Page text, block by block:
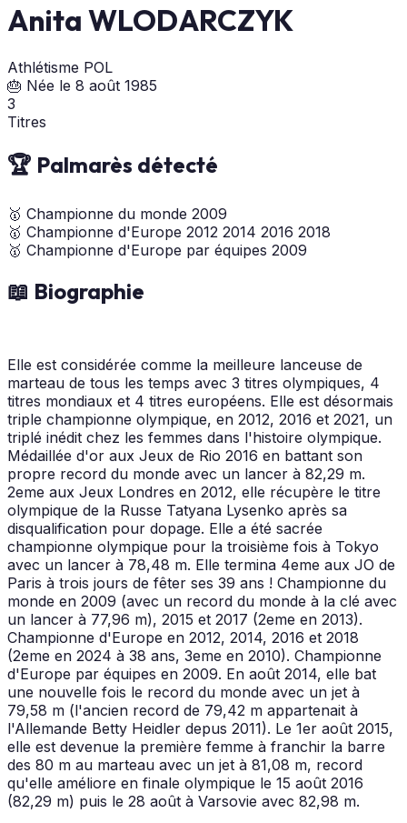
Anita WLODARCZYK
Athlétisme POL
🎂 Née le 8 août 1985
3
Titres
🏆 Palmarès détecté
🥇 Championne du monde 2009
🥇 Championne d'Europe 2012 2014 2016 2018
🥇 Championne d'Europe par équipes 2009
📖 Biographie
Elle est considérée comme la meilleure lanceuse de
marteau de tous les temps avec 3 titres olympiques, 4
titres mondiaux et 4 titres européens. Elle est désormais
triple championne olympique, en 2012, 2016 et 2021, un
triplé inédit chez les femmes dans l'histoire olympique.
Médaillée d'or aux Jeux de Rio 2016 en battant son
propre record du monde avec un lancer à 82,29 m.
2eme aux Jeux Londres en 2012, elle récupère le titre
olympique de la Russe Tatyana Lysenko après sa
disqualification pour dopage. Elle a été sacrée
championne olympique pour la troisième fois à Tokyo
avec un lancer à 78,48 m. Elle termina 4eme aux JO de
Paris à trois jours de fêter ses 39 ans ! Championne du
monde en 2009 (avec un record du monde à la clé avec
un lancer à 77,96 m), 2015 et 2017 (2eme en 2013).
Championne d'Europe en 2012, 2014, 2016 et 2018
(2eme en 2024 à 38 ans, 3eme en 2010). Championne
d'Europe par équipes en 2009. En août 2014, elle bat
une nouvelle fois le record du monde avec un jet à
79,58 m (l'ancien record de 79,42 m appartenait à
l'Allemande Betty Heidler depus 2011). Le 1er août 2015,
elle est devenue la première femme à franchir la barre
des 80 m au marteau avec un jet à 81,08 m, record
qu'elle améliore en finale olympique le 15 août 2016
(82,29 m) puis le 28 août à Varsovie avec 82,98 m.